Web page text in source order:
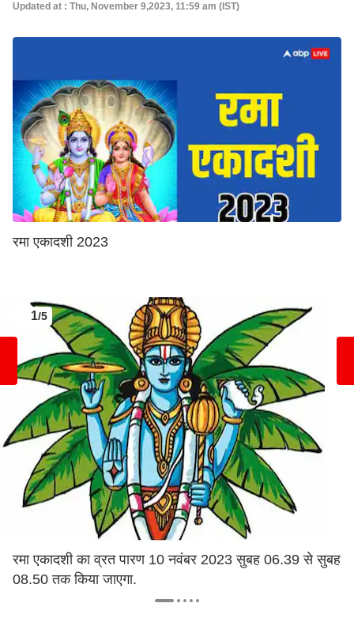
Updated at : Thu, November 9,2023, 11:59 am (IST)
रमा एकादशी 2023
1/5
रमा एकादशी का व्रत पारण 10 नवंबर 2023 सुबह 06.39 से सुबह
08.50 तक किया जाएगा.